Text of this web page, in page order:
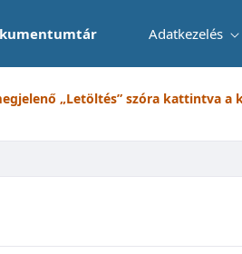
Adatkezelés
„Letöltés” szóra kattintva